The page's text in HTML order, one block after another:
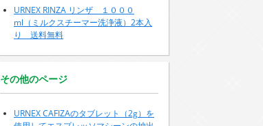
URNEX RINZA リンザ １０００
ml（ミルクスチーマー洗浄液）2本入
り 送料無料
その他のページ
URNEX CAFIZAのタブレット（2g）を